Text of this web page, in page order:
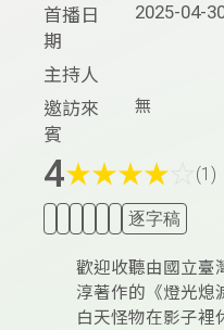
首播日
期
2025-04-
主持人
邀訪來
賓
無
4★★★★ (1)
逐字稿
歡迎收聽由國立臺
淳著作的《燈光熄
白天怪物在影子裡